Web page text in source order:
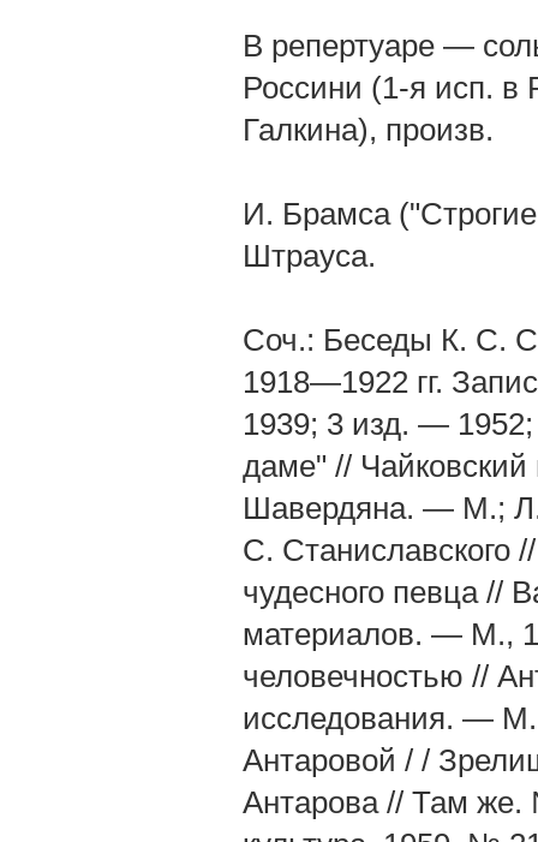
В репертуаре —
Россини (1-я исп. в
Галкина), произв.
И. Брамса
Штрауса.
Соч.: Беседы К. С.
1918—1922 гг.
1939; 3 изд. —
даме" //
Шавердяна. — М.;
С.
чудесного певца //
материалов. — М.,
человечностью //
исследования. —
Антаровой / /
Антарова // Там же.